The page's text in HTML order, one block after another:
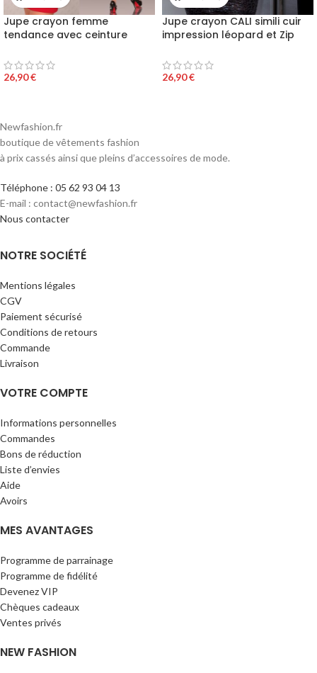
Jupe crayon femme
tendance avec ceinture
26,90€
Jupe crayon CALI simili cuir
impression léopard et Zip
26,90€
Newfashion.fr
boutique de vêtements fashion
à prix cassés ainsi que pleins d’accessoires de mode.
Téléphone : 05 62 93 04 13
E-mail : contact@newfashion.fr
Nous contacter
NOTRE SOCIÉTÉ
Mentions légales
CGV
Paiement sécurisé
Conditions de retours
Commande
Livraison
VOTRE COMPTE
Informations personnelles
Commandes
Bons de réduction
Liste d’envies
Aide
Avoirs
MES AVANTAGES
Programme de parrainage
Programme de fidélité
Devenez VIP
Chèques cadeaux
Ventes privés
NEW FASHION